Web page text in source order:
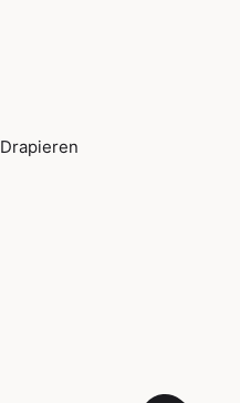
Drapieren